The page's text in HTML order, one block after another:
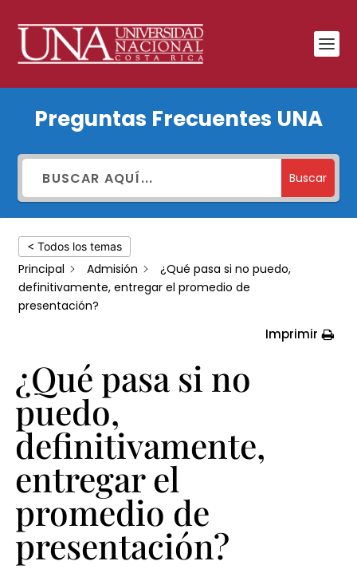
pasa
puedo,
definitivamente,
entregar
promedio
presentación?
Preguntas Frecuentes UNA
Buscar
< Todos los temas
Principal Admisión
¿Qué pasa si no puedo,
definitivamente, entregar el promedio de
presentación?
Imprimir
¿Qué pasa si no
puedo,
definitivamente,
entregar el
promedio de
presentación?